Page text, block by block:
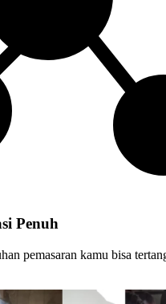
Penuh
pemasaran kamu bisa